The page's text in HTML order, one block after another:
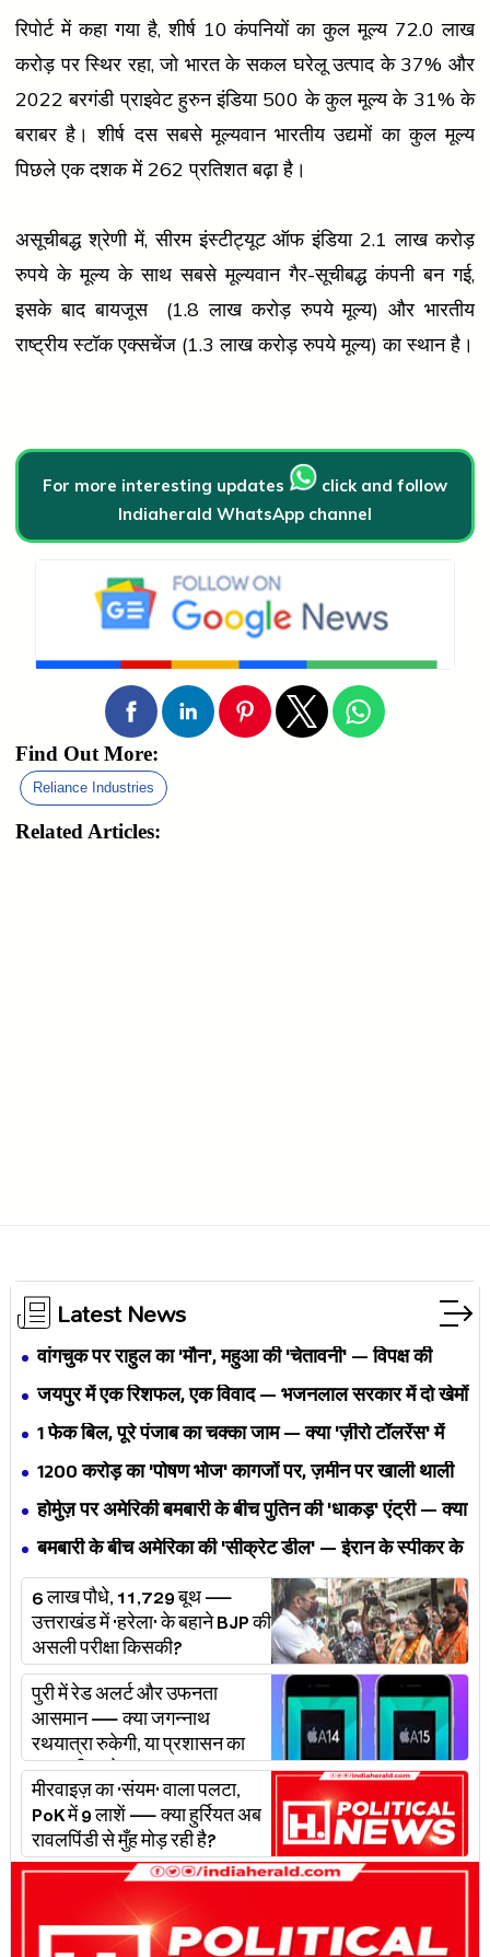
रिपोर्ट में कहा गया है, शीर्ष 10 कंपनियों का कुल मूल्य 72.0 लाख
करोड़ पर स्थिर रहा, जो भारत के सकल घरेलू उत्पाद के 37% और
2022 बरगंडी प्राइवेट हुरुन इंडिया 500 के कुल मूल्य के 31% के
बराबर है। शीर्ष दस सबसे मूल्यवान भारतीय उद्यमों का कुल मूल्य
पिछले एक दशक में 262 प्रतिशत बढ़ा है।
असूचीबद्ध श्रेणी में, सीरम इंस्टीट्यूट ऑफ इंडिया 2.1 लाख करोड़
रुपये के मूल्य के साथ सबसे मूल्यवान गैर-सूचीबद्ध कंपनी बन गई,
इसके बाद बायजूस (1.8 लाख करोड़ रुपये मूल्य) और भारतीय
राष्ट्रीय स्टॉक एक्सचेंज (1.3 लाख करोड़ रुपये मूल्य) का स्थान है।
For more interesting updates
click and follow
Indiaherald WhatsApp channel
Find Out More:
Reliance Industries
Related Articles:
Latest News
वांगचुक पर राहुल का 'मौन', महुआ की 'चेतावनी' — विपक्ष की
एकता BJP का नैरेटिव बदलने से पहले बिखर रही है?
जयपुर में एक रिशफल, एक विवाद — भजनलाल सरकार में दो खेमों
की जंग अब छुपेगी कैसे?
1 फेक बिल, पूरे पंजाब का चक्का जाम — क्या 'ज़ीरो टॉलरेंस' में
अपनी ही यूनियनों से घिर गए भगवंत मान?
₹1200 करोड़ का 'पोषण भोज' कागजों पर, ज़मीन पर खाली थाली
— MP के बच्चों का निवाला कौन निगल रहा है?
होर्मुज़ पर अमेरिकी बमबारी के बीच पुतिन की 'धाकड़' एंट्री — क्या
ट्रंप-ईरान की जंग अब महायुद्ध बनेगी?
बमबारी के बीच अमेरिका की 'सीक्रेट डील' — ईरान के स्पीकर के
खुलासे ने असली खेल बेनक़ाब किया?
6 लाख पौधे, 11,729 बूथ —
उत्तराखंड में 'हरेला' के बहाने BJP की
असली परीक्षा किसकी?
पुरी में रेड अलर्ट और उफनता
आसमान — क्या जगन्नाथ
रथयात्रा रुकेगी, या प्रशासन का
'प्लान बी' चलेगा?
मीरवाइज़ का 'संयम' वाला पलटा,
PoK में 9 लाशें — क्या हुर्रियत अब
रावलपिंडी से मुँह मोड़ रही है?